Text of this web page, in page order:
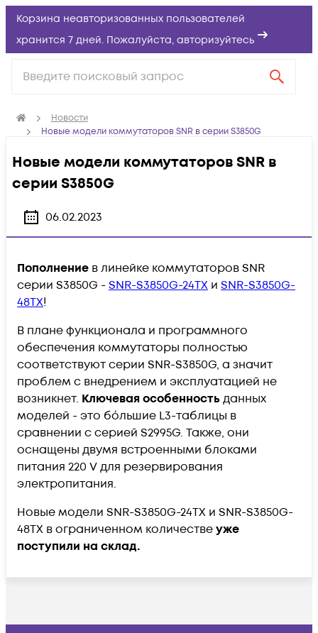
Корзина неавторизованных пользователей
хранится 7 дней. Пожалуйста, авторизуйтесь
Новости
Новые модели коммутаторов SNR в серии S3850G
Новые модели коммутаторов SNR в
серии S3850G
06.02.2023
Пополнение в линейке коммутаторов SNR
серии S3850G -SNR-S3850G-24TX и SNR-S3850G-
48TX!
В плане функционала и программного
обеспечения коммутаторы полностью
соответствуют серии SNR-S3850G, а значит
проблем с внедрением и эксплуатацией не
возникнет. Ключевая особенность данных
моделей - это бóльшие L3-таблицы в
сравнении с серией S2995G. Также, они
оснащены двумя встроенными блоками
питания 220 V для резервирования
электропитания.
Новые модели SNR-S3850G-24TX и SNR-S3850G-
48TX в ограниченном количествеуже
поступили на склад.